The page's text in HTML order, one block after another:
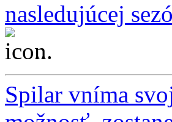
nasledujúcej
...
Spilar vníma